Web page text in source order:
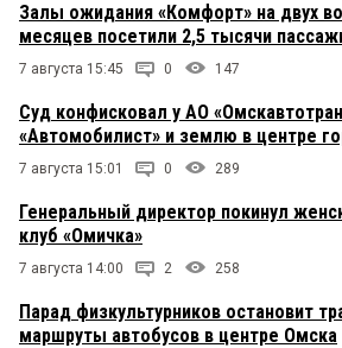
Залы ожидания «Комфорт» на двух
месяцев посетили 2,5 тысячи
7 августа 15:45 0 147
Суд конфисковал у АО
«Автомобилист» и землю в центре
7 августа 15:01 0 289
Генеральный директор покинул
клуб «Омичка»
7 августа 14:00 2 258
Парад физкультурников остановит
маршруты автобусов в центре Омска